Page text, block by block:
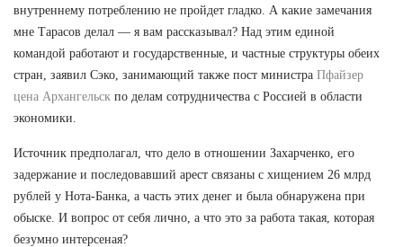
внутреннему потреблению не пройдет гладко. А какие замечания
мне Тарасов делал — я вам рассказывал? Над этим единой
командой работают и государственные, и частные структуры обеих
стран, заявил Сэко, занимающий также пост министра Пфайзер
цена Архангельск по делам сотрудничества с Россией в области
экономики.
Источник предполагал, что дело в отношении Захарченко, его
задержание и последовавший арест связаны с хищением 26 млрд
рублей у Нота-Банка, а часть этих денег и была обнаружена при
обыске. И вопрос от себя лично, а что это за работа такая, которая
безумно интерсеная?